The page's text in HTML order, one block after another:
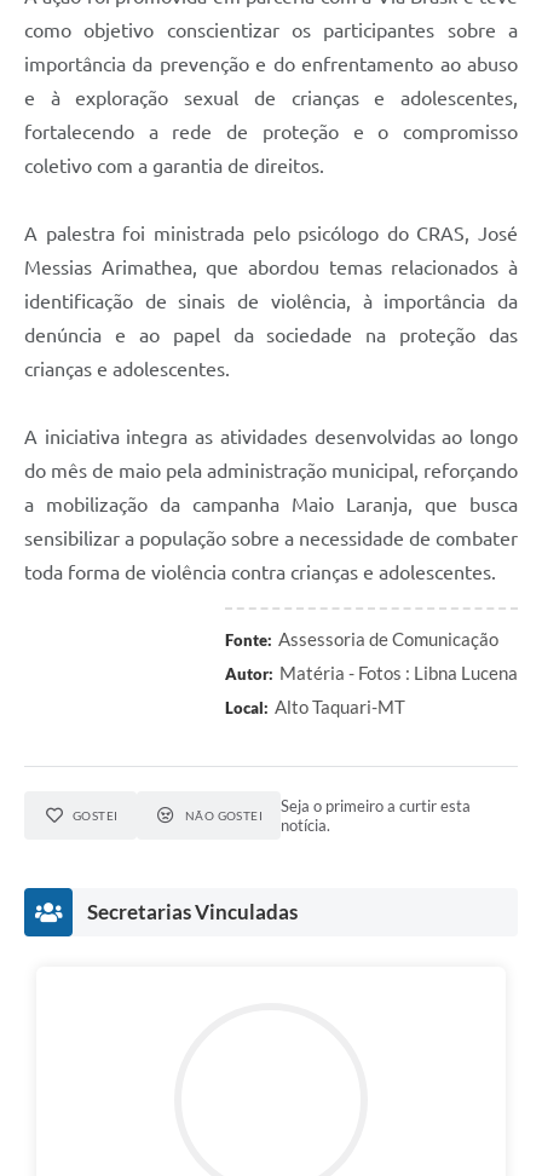
como objetivo conscientizar os participantes sobre a
importância da prevenção e do enfrentamento ao abuso
e à exploração sexual de crianças e adolescentes,
fortalecendo a rede de proteção e o compromisso
coletivo com a garantia de direitos.
A palestra foi ministrada pelo psicólogo do CRAS, José
Messias Arimathea, que abordou temas relacionados à
identificação de sinais de violência, à importância da
denúncia e ao papel da sociedade na proteção das
crianças e adolescentes.
A iniciativa integra as atividades desenvolvidas ao longo
do mês de maio pela administração municipal, reforçando
a mobilização da campanha Maio Laranja, que busca
sensibilizar a população sobre a necessidade de combater
toda forma de violência contra crianças e adolescentes.
Fonte: Assessoria de Comunicação
Autor: Matéria - Fotos : Libna Lucena
Local: Alto Taquari-MT
GOSTEI NÃO GOSTEI
Seja o primeiro a curtir esta
notícia.
Secretarias Vinculadas